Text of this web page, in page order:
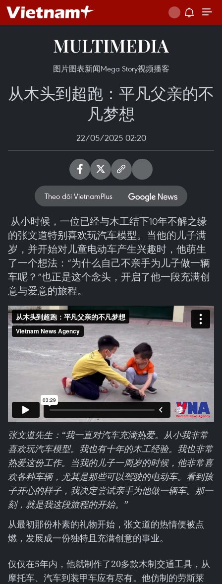
MULTIMEDIA
图片图表新闻Mega Story视频播客
从木头到超跑：平凡父亲的不
凡梦想
22/05/2025 02:20
Theo dõi VietnamPlus
从小时候，一位已经与木工结下10年不解之缘
的张文道特别喜欢玩汽车模型。当他的儿子满
岁，并开始对儿童电动车产生兴趣时，他萌生
了一个想法：“为什么自己不亲手为儿子做一辆
车呢？”也正是这个念头，开启了他一段充满创
意与爱意的旅程。
张文道先生：“我一直对汽车充满热爱。从小我非常
喜欢玩汽车模型。我也有十年的木工经验。我也非常
热爱这份工作。当我的儿子一周岁的时候，他非常喜
欢各种车辆，尤其是那些可以驾驶的电动车。看到孩
子开心的样子，我决定尝试亲手为他做一辆车。那一
刻，就是我这段旅程的开始。”
从最初那份朴素的礼物开始，张文道的热情便被点
燃，发展成一份独特且充满创意的事业。
仅仅在5年内，他就制作了20多款木制交通工具，从
摩托车、汽车到装甲车应有尽有。他仿制的劳斯莱